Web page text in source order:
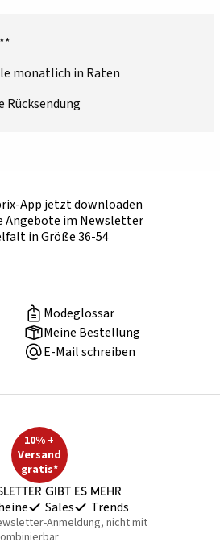
monatlich in Raten
Rücksendung
App jetzt downloaden
Angebote im Newsletter
in Größe 36-54
Modeglossar
Meine Bestellung
E-Mail schreiben
10% +
Versand
gratis*
gibt es mehr
Sales Trends
Anmeldung, nicht mit